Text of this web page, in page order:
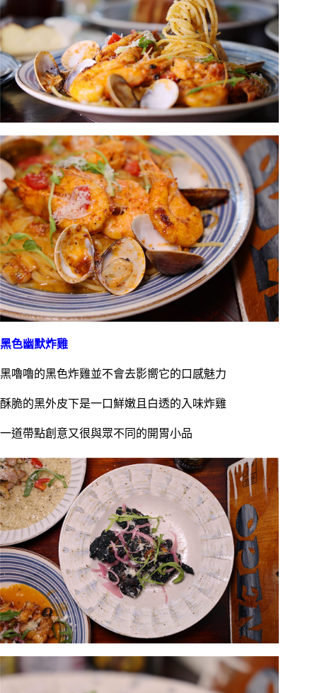
黑色幽默炸雞
黑嚕嚕的黑色炸雞並不會去影嚮它的口感魅力
酥脆的黑外皮下是一口鮮嫩且白透的入味炸雞
一道帶點創意又很與眾不同的開胃小品